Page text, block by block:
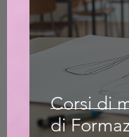
Corsi di
di